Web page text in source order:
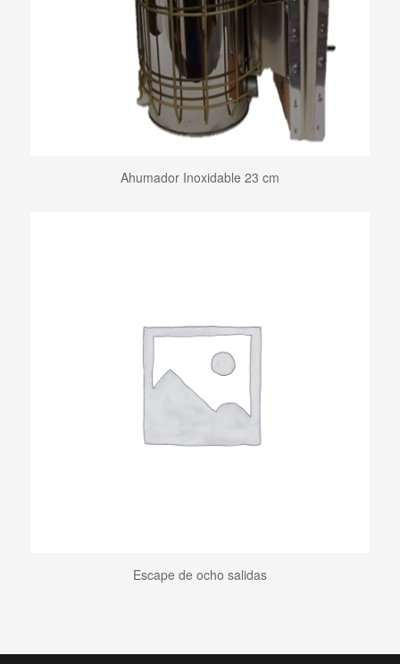
Ahumador Inoxidable 23 cm
Escape de ocho salidas